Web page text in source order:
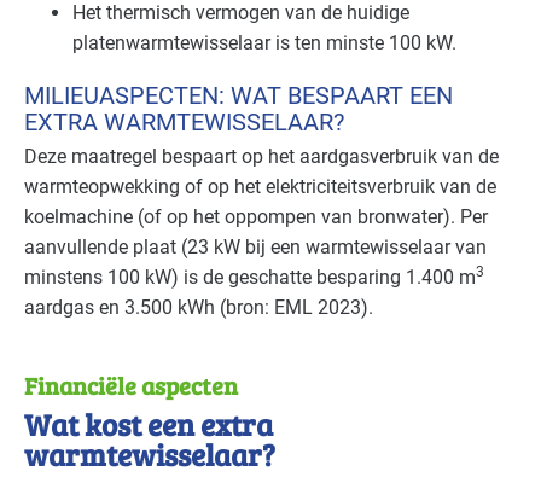
Het thermisch vermogen van de huidige
platenwarmtewisselaar is ten minste 100 kW.
MILIEUASPECTEN: WAT BESPAART EEN
EXTRA WARMTEWISSELAAR?
Deze maatregel bespaart op het aardgasverbruik van de
warmteopwekking of op het elektriciteitsverbruik van de
koelmachine (of op het oppompen van bronwater). Per
aanvullende plaat (23 kW bij een warmtewisselaar van
minstens 100 kW) is de geschatte besparing 1.400 m3
aardgas en 3.500 kWh (bron: EML 2023).
Financiële aspecten
Wat kost een extra
warmtewisselaar?